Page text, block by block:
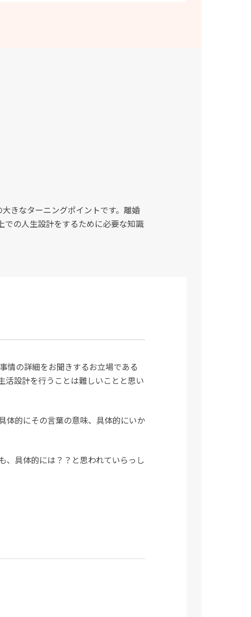
きなターニングポイントです。離婚
での人生設計をするために必要な知識
情の詳細をお聞きするお立場である
活設計を行うことは難しいことと思い
体的にその言葉の意味、具体的にいか
、具体的には？？と思われていらっし